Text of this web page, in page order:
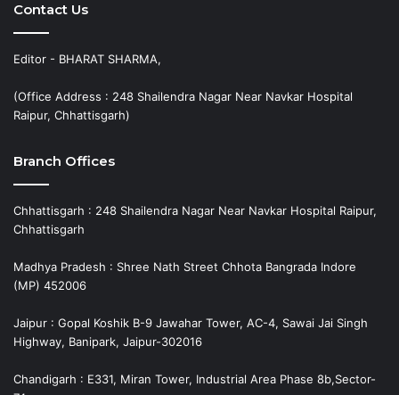
Contact Us
Editor - BHARAT SHARMA,
(Office Address : 248 Shailendra Nagar Near Navkar Hospital
Raipur, Chhattisgarh)
Branch Offices
Chhattisgarh : 248 Shailendra Nagar Near Navkar Hospital Raipur,
Chhattisgarh
Madhya Pradesh : Shree Nath Street Chhota Bangrada Indore
(MP) 452006
Jaipur : Gopal Koshik B-9 Jawahar Tower, AC-4, Sawai Jai Singh
Highway, Banipark, Jaipur-302016
Chandigarh : E331, Miran Tower, Industrial Area Phase 8b,Sector-